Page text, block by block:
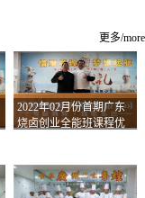
更多/more
2022年02月份首期广东
烧卤创业全能班课程优